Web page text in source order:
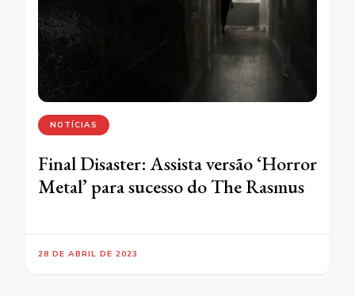
NOTÍCIAS
Final Disaster: Assista versão ‘Horror
Metal’ para sucesso do The Rasmus
28 DE ABRIL DE 2023